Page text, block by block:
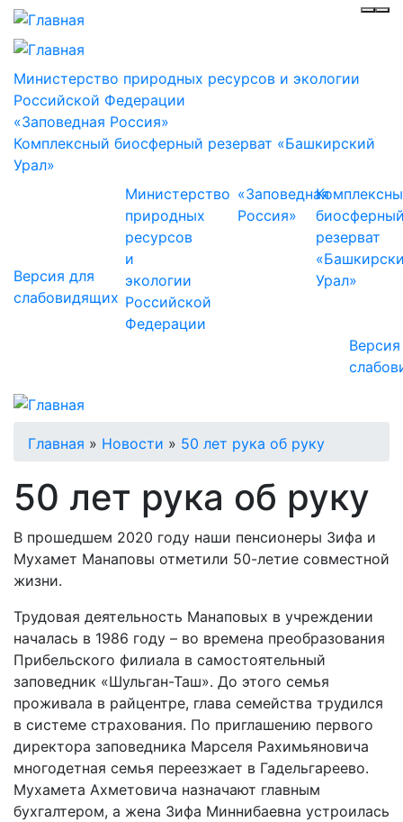
Министерство природных ресурсов и экологии
Российской Федерации
«Заповедная Россия»
Комплексный биосферный резерват «Башкирский
Урал»
Версия для
слабовидящих
Министерство
природных
ресурсов
и
экологии
Российской
Федерации
«Заповедная
Россия»
резерват
Урал»
Строка
навигации
Главная Новости 50 лет рука об руку
50 лет рука об руку
В прошедшем 2020 году наши пенсионеры Зифа и
Мухамет Манаповы отметили 50-летие совместной
жизни.
Трудовая деятельность Манаповых в учреждении
началась в 1986 году – во времена преобразования
Прибельского филиала в самостоятельный
заповедник «Шульган-Таш». До этого семья
проживала в райцентре, глава семейства трудился
в системе страхования. По приглашению первого
директора заповедника Марселя Рахимьяновича
многодетная семья переезжает в Гадельгареево.
Мухамета Ахметовича назначают главным
бухгалтером, а жена Зифа Миннибаевна устроилась